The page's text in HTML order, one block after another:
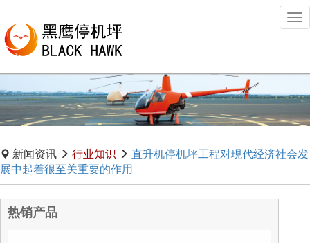
新闻资讯 行业知识
直升机停机坪工程对現代经济社会发
展中起着很至关重要的作用
热销产品